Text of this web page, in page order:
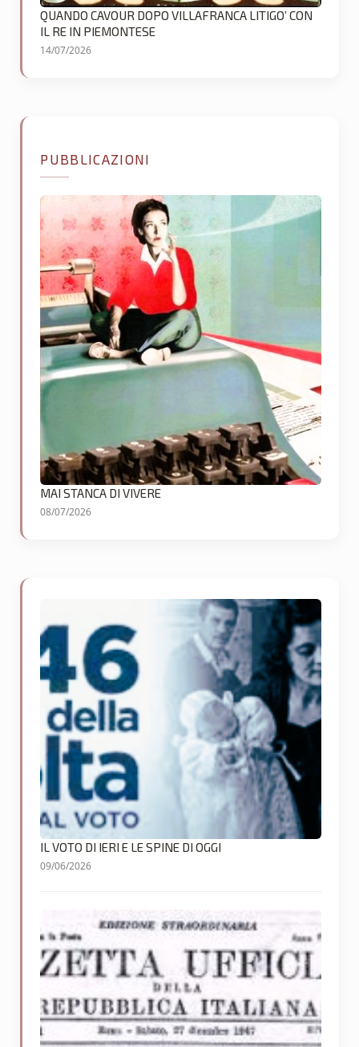
QUANDO CAVOUR DOPO VILLAFRANCA LITIGO’ CON
IL RE IN PIEMONTESE
14/07/2026
PUBBLICAZIONI
MAI STANCA DI VIVERE
08/07/2026
IL VOTO DI IERI E LE SPINE DI OGGI
09/06/2026